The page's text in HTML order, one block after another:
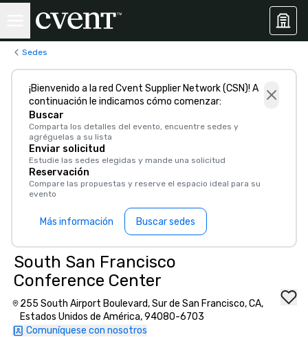
Sedes
¡Bienvenido a la red Cvent Supplier Network (CSN)! A
continuación le indicamos cómo comenzar:
Buscar
Comparta los detalles del evento, encuentre sedes y
agréguelas a su lista
Enviar solicitud
Estudie las sedes elegidas y mande una solicitud
Reservación
Compare las propuestas y reserve el espacio ideal para su
evento
Más información Buscar sedes
South San Francisco
Conference Center
255 South Airport Boulevard, Sur de San Francisco, CA,
Estados Unidos de América, 94080-6703
Comuníquese con nosotros